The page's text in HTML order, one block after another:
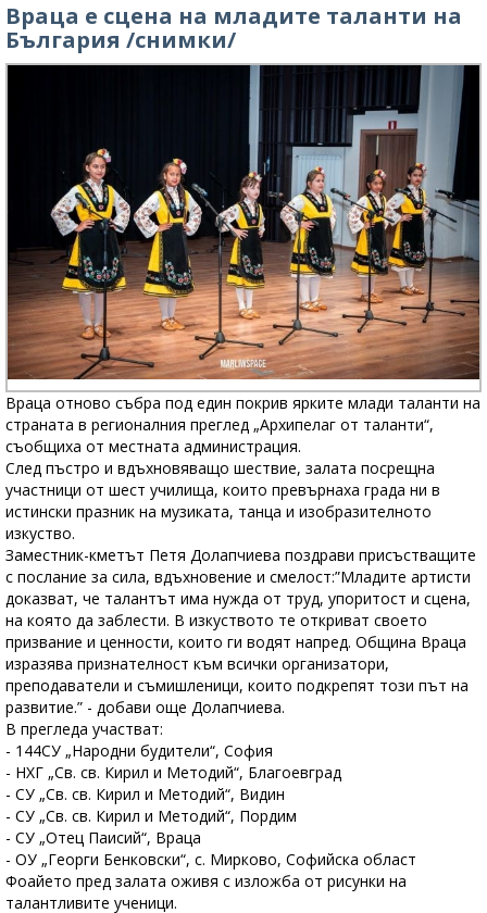
Враца е сцена на младите таланти на
България /снимки/
Враца отново събра под един покрив ярките млади таланти на
страната в регионалния преглед „Архипелаг от таланти“,
съобщиха от местната администрация.
След пъстро и вдъхновяващо шествие, залата посрещна
участници от шест училища, които превърнаха града ни в
истински празник на музиката, танца и изобразителното
изкуство.
Заместник-кметът Петя Долапчиева поздрави присъстващите
с послание за сила, вдъхновение и смелост:”Младите артисти
доказват, че талантът има нужда от труд, упоритост и сцена,
на която да заблести. В изкуството те откриват своето
призвание и ценности, които ги водят напред. Община Враца
изразява признателност към всички организатори,
преподаватели и съмишленици, които подкрепят този път на
развитие.” - добави още Долапчиева.
В прегледа участват:
- 144СУ „Народни будители“, София
- НХГ „Св. св. Кирил и Методий“, Благоевград
- СУ „Св. св. Кирил и Методий“, Видин
- СУ „Св. св. Кирил и Методий“, Пордим
- СУ „Отец Паисий“, Враца
- ОУ „Георги Бенковски“, с. Мирково, Софийска област
Фоайето пред залата оживя с изложба от рисунки на
талантливите ученици.